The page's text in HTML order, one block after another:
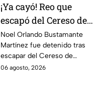
¡Ya cayó! Reo que
escapó del Cereso de
Mexicali es detenido
tras operativo hoy 6 de
agosto
Noel Orlando Bustamante
Martínez fue detenido tras
escapar del Cereso de
Mexicali. Autoridades
06 agosto, 2026